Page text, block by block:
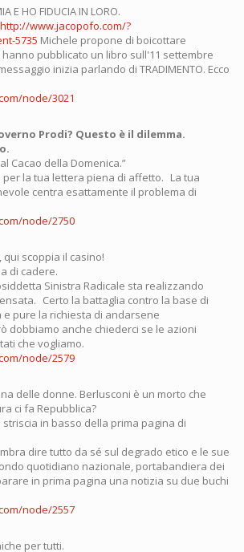
E HO FIDUCIA IN LORO.
http://www.jacopofo.com/?
5735 Michele propone di boicottare
pubblicato un libro sull'11 settembre
inizia parlando di TRADIMENTO. Ecco
node/3021
Prodi? Questo è il dilemma.
Cacao della Domenica.”
per la tua lettera piena di affetto. La tua
centra esattamente il problema di
node/2750
scoppia il casino!
di cadere.
Sinistra Radicale sta realizzando
Certo la battaglia contro la base di
e pure la richiesta di andarsene
dobbiamo anche chiederci se le azioni
che vogliamo.
node/2579
delle donne. Berlusconi è un morto che
ci fa Repubblica?
in basso della prima pagina di
dire tutto da sé sul degrado etico e le sue
quotidiano nazionale, portabandiera dei
in prima pagina una notizia su due buchi
node/2557
per tutti.